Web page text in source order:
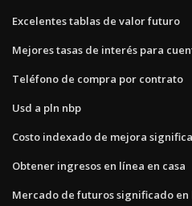
Excelentes tablas de valor futuro
Mejores tasas de interés para
Teléfono de compra por contrato
Usd a pln nbp
Costo indexado de mejora
Obtener ingresos en línea en casa
Mercado de futuros significado en